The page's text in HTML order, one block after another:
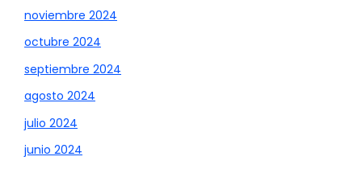
noviembre 2024
octubre 2024
septiembre 2024
agosto 2024
julio 2024
junio 2024